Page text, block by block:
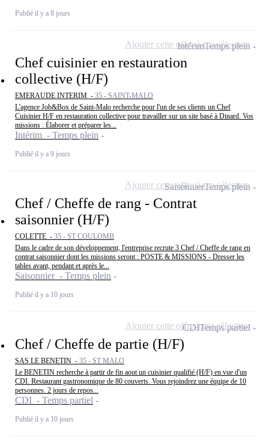
Publié il y a 8 jours
Chef cuisinier en restauration
collective (H/F)
EMERAUDE INTERIM - 35 - SAINT-MALO
L'agence Job&Box de Saint-Malo recherche pour l'un de ses clients un Chef
Cuisinier H/F en restauration collective pour travailler sur un site basé à Dinard. Vos
missions : Élaborer et préparer les...
Intérim - Temps plein
Publié il y a 9 jours
IntérimTemps plein
Ajouter cette offre à ma sélection
Chef / Cheffe de rang - Contrat
saisonnier (H/F)
COLETTE - 35 - ST COULOMB
Dans le cadre de son développement, l'entreprise recrute 3 Chef / Cheffe de rang en
contrat saisonnier dont les missions seront : POSTE & MISSIONS - Dresser les
tables avant, pendant et après le...
Saisonnier - Temps plein
Publié il y a 10 jours
SaisonnierTemps plein
Ajouter cette offre à ma sélection
Chef / Cheffe de partie (H/F)
SAS LE BENETIN - 35 - ST MALO
Le BENETIN recherche à partir de fin aout un cuisinier qualifié (H/F) en vue d'un
CDI. Restaurant gastronomique de 80 couverts. Vous rejoindrez une équipe de 10
personnes. 2 jours de repos...
CDI - Temps partiel
Publié il y a 10 jours
CDITemps partiel
Ajouter cette offre à ma sélection